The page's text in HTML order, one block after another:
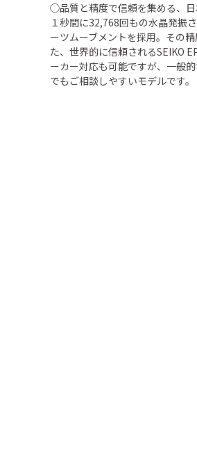
◯品質と精度で信頼を集める、
１秒間に32,768回もの水晶発振
ーツムーブメントを採用。その
た、世界的に信頼されるSEIKO
ーカー対応も可能ですが、一般
でもご相談しやすいモデルです。